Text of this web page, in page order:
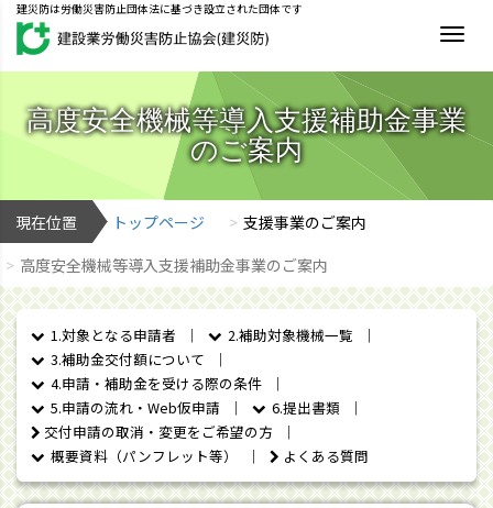
建災防は労働災害防止団体法に基づき設立された団体です
高度安全機械等導入支援補助金事業
のご案内
現在位置 トップページ
支援事業のご案内
高度安全機械等導入支援補助金事業のご案内
1.対象となる申請者
2.補助対象機械一覧
3.補助金交付額について
4.申請・補助金を受ける際の条件
5.申請の流れ・Web仮申請
6.提出書類
交付申請の取消・変更をご希望の方
概要資料（パンフレット等）
よくある質問